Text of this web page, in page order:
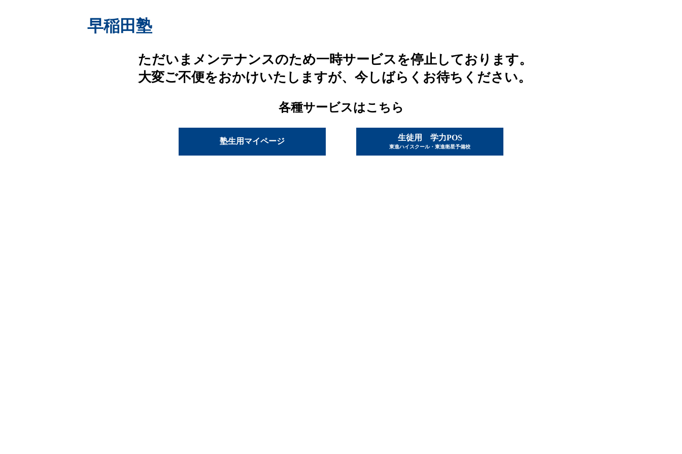
早稲田塾
ただいまメンテナンスのため一時サービスを停止しております。
大変ご不便をおかけいたしますが、今しばらくお待ちください。
各種サービスはこちら
塾生用マイページ 生徒用 学力POS
東進ハイスクール・東進衛星予備校